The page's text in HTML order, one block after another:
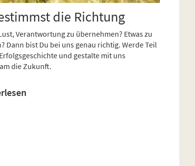
die Richtung
Verantwortung zu übernehmen? Etwas zu
Dann bist Du bei uns genau richtig. Werde Teil
und gestalte mit uns
die Zukunft.